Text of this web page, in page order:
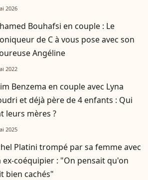
2026
Bouhafsi en couple : Le
de C à vous pose avec son
Angéline
2022
Benzema en couple avec Lyna
et déjà père de 4 enfants : Qui
leurs mères ?
2025
Platini trompé par sa femme avec
ex-coéquipier : "On pensait qu'on
bien cachés"